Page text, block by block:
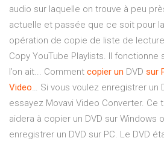
audio sur laquelle on trouve à peu
actuelle et passée que ce soit pour
opération de copie de liste de lecture
Copy YouTube Playlists. Il
l’on ait... Comment copier un DVD sur
Video… Si vous voulez enregistrer un
essayez Movavi Video Converter. Ce
aidera à copier un DVD sur Windows
enregistrer un DVD sur PC. Le DVD